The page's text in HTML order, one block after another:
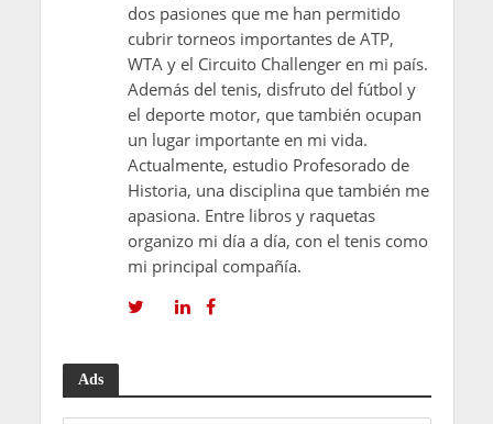
dos pasiones que me han permitido
cubrir torneos importantes de ATP,
WTA y el Circuito Challenger en mi país.
Además del tenis, disfruto del fútbol y
el deporte motor, que también ocupan
un lugar importante en mi vida.
Actualmente, estudio Profesorado de
Historia, una disciplina que también me
apasiona. Entre libros y raquetas
organizo mi día a día, con el tenis como
mi principal compañía.
Ads